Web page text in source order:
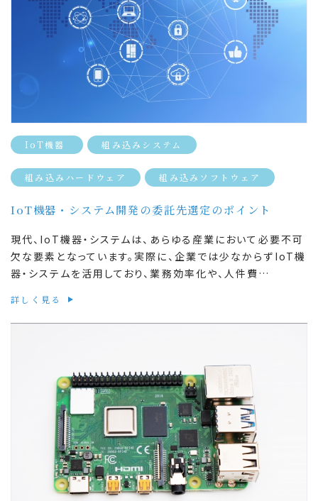
IoT機器 組み込みシステム
組み込みハードウェア 組み込みソフトウェア
IoT機器・システム開発の委託先選定のポイント
現代、IoT機器・システムは、あらゆる産業において必要不可
欠な要素となっています。実際に、企業では少なからずIoT機
器・システムを活用しており、業務効率化や、人件費…
詳しく見る